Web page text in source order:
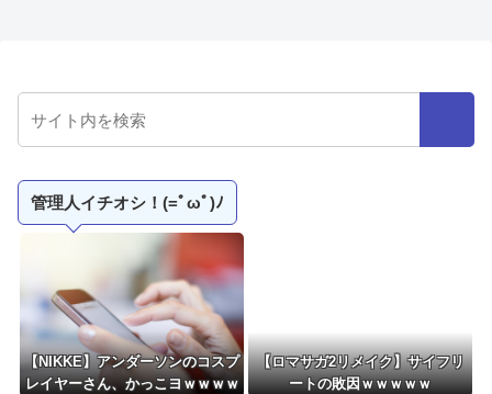
管理人イチオシ！(=ﾟωﾟ)ﾉ
【NIKKE】アンダーソンのコスプ
レイヤーさん、かっこヨｗｗｗｗ
【ロマサガ2リメイク】サイフリ
ートの敗因ｗｗｗｗｗ